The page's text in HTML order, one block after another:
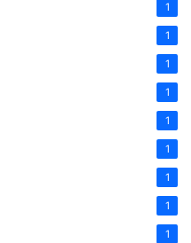
1
1
1
1
1
1
1
1
1